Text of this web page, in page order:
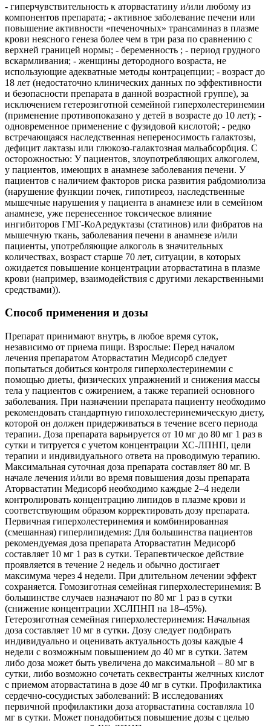
- гиперчувствительность к аторвастатину и/или любому из
компонентов препарата; - активное заболевание печени или
повышение активности «печеночных» трансаминаз в плазме
крови неясного генеза более чем в три раза по сравнению с
верхней границей нормы; - беременность ; - период грудного
вскармливания; - женщины детородного возраста, не
использующие адекватные методы контрацепции; - возраст до
18 лет (недостаточно клинических данных по эффективности
и безопасности препарата в данной возрастной группе), за
исключением гетерозиготной семейной гиперхолестеринемии
(применение противопоказано у детей в возрасте до 10 лет); -
одновременное применение с фузидовой кислотой; - редко
встречающаяся наследственная непереносимость галактозы,
дефицит лактазы или глюкозо-галактозная мальабсорбция. С
осторожностью: У пациентов, злоупотребляющих алкоголем,
у пациентов, имеющих в анамнезе заболевания печени. У
пациентов с наличием факторов риска развития рабдомиолиза
(нарушение функции почек, гипотиреоз, наследственные
мышечные нарушения у пациента в анамнезе или в семейном
анамнезе, уже перенесенное токсическое влияние
ингибиторов ГМГ-КоАредуктазы (статинов) или фибратов на
мышечную ткань, заболевания печени в анамнезе и/или
пациенты, употребляющие алкоголь в значительных
количествах, возраст старше 70 лет, ситуации, в которых
ожидается повышение концентрации аторвастатина в плазме
крови (например, взаимодействия с другими лекарственными
средствами)).
Способ применения и дозы
Препарат принимают внутрь, в любое время суток,
независимо от приема пищи. Взрослые: Перед началом
лечения препаратом Аторвастатин Медисорб следует
попытаться добиться контроля гиперхолестеринемии с
помощью диеты, физических упражнений и снижения массы
тела у пациентов с ожирением, а также терапией основного
заболевания. При назначении препарата пациенту необходимо
рекомендовать стандартную гипохолестеринемическую диету,
которой он должен придерживаться в течение всего периода
терапии. Доза препарата варьируется от 10 мг до 80 мг 1 раз в
сутки и титруется с учетом концентрации ХС-ЛПНП, цели
терапии и индивидуального ответа на проводимую терапию.
Максимальная суточная доза препарата составляет 80 мг. В
начале лечения и/или во время повышения дозы препарата
Аторвастатин Медисорб необходимо каждые 2–4 недели
контролировать концентрацию липидов в плазме крови и
соответствующим образом корректировать дозу препарата.
Первичная гиперхолестеринемия и комбинированная
(смешанная) гиперлипидемия: Для большинства пациентов
рекомендуемая доза препарата Аторвастатин Медисорб
составляет 10 мг 1 раз в сутки. Терапевтическое действие
проявляется в течение 2 недель и обычно достигает
максимума через 4 недели. При длительном лечении эффект
сохраняется. Гомозиготная семейная гиперхолестеринемия: В
большинстве случаев назначают по 80 мг 1 раз в сутки
(снижение концентрации ХСЛПНП на 18–45%).
Гетерозиготная семейная гиперхолестеринемия: Начальная
доза составляет 10 мг в сутки. Дозу следует подбирать
индивидуально и оценивать актуальность дозы каждые 4
недели с возможным повышением до 40 мг в сутки. Затем
либо доза может быть увеличена до максимальной – 80 мг в
сутки, либо возможно сочетать секвестранты желчных кислот
с приемом аторвастатина в дозе 40 мг в сутки. Профилактика
сердечно-сосудистых заболеваний: В исследованиях
первичной профилактики доза аторвастатина составляла 10
мг в сутки. Может понадобиться повышение дозы с целью